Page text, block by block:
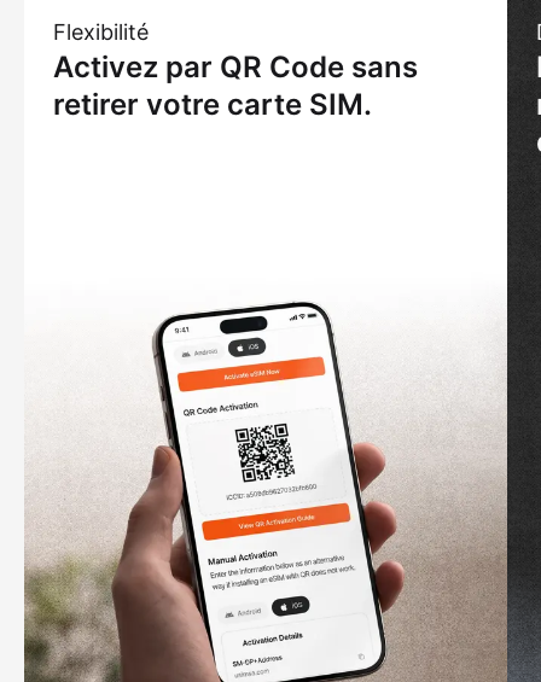
Flexibilité
Activez par QR Code sans
retirer votre carte SIM.